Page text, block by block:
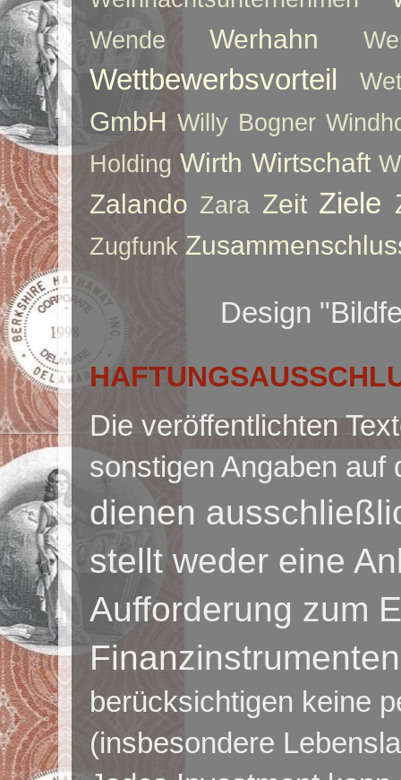
Wende Werhahn
Wettbewerbsvorteil
GmbH Willy Bogner
Holding Wirth Wirtschaft
Zalando Zara Zeit Ziele
Zugfunk
Design
Die veröffentlichten
sonstigen Angaben auf
dienen
stellt weder eine
Aufforderung zum
berücksichtigen keine
(insbesondere